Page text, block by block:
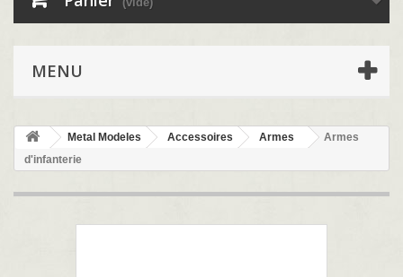
MENU
Metal Modeles Accessoires Armes
Armes
d'infanterie